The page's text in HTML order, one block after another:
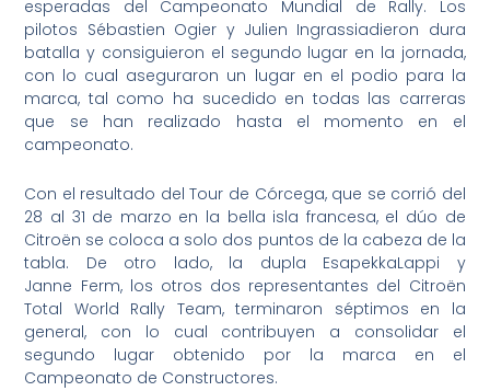
esperadas del Campeonato Mundial de Rally. Los
pilotos Sébastien Ogier y Julien Ingrassiadieron dura
batalla y consiguieron el segundo lugar en la jornada,
con lo cual aseguraron un lugar en el podio para la
marca, tal como ha sucedido en todas las carreras
que se han realizado hasta el momento en el
campeonato.
Con el resultado del Tour de Córcega, que se corrió del
28 al 31 de marzo en la bella isla francesa, el dúo de
Citroën se coloca a solo dos puntos de la cabeza de la
tabla. De otro lado, la dupla EsapekkaLappi y
Janne Ferm, los otros dos representantes del Citroën
Total World Rally Team, terminaron séptimos en la
general, con lo cual contribuyen a consolidar el
segundo lugar obtenido por la marca en el
Campeonato de Constructores.